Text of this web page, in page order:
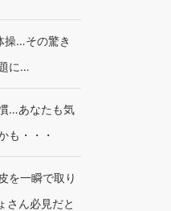
操…その驚き
に…
…あなたも気
も・・・
を一瞬で取り
さん必見だと